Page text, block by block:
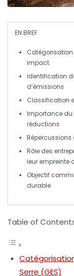
EN BREF
Catégorisation
impact
Identification
d’émissions
Classification
Importance du
réductions
Répercussions
Rôle des
leur empreinte
Objectif
durable
Table of
Serre (GES)